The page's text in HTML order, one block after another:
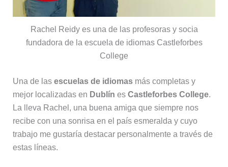
Rachel Reidy es una de las profesoras y socia
fundadora de la escuela de idiomas Castleforbes
College
Una de las escuelas de idiomasmás completas y
mejor localizadas en Dublín es Castleforbes College.
La lleva Rachel, una buena amiga que siempre nos
recibe con una sonrisa en el país esmeralda y cuyo
trabajo me gustaría destacar personalmente a través de
estas líneas.